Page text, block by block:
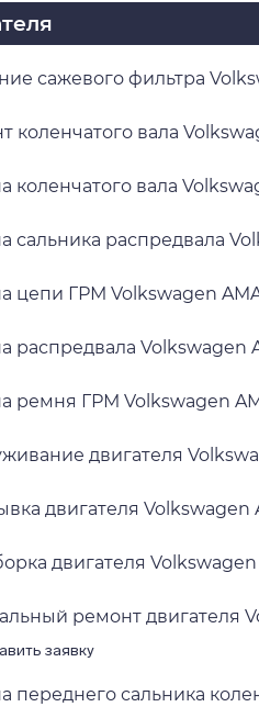
сажевого фильтра
коленчатого вала
коленчатого вала
сальника распредвала
цепи ГРМ Volkswagen
распредвала Volkswagen
ремня ГРМ Volkswagen
двигателя
двигателя Volkswagen
двигателя Volkswagen
ремонт двигателя
заявку
переднего сальника